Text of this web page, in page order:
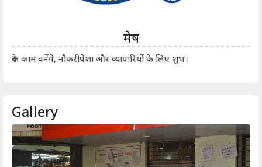
मेष
रुके काम बनेंगे, नौकरीपेशा और व्यापारियों के लिए शुभ।
Gallery